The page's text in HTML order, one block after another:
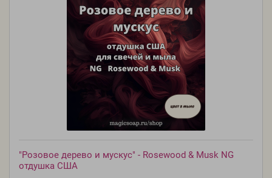
"Розовое дерево и мускус" - Rosewood & Musk NG
отдушка США